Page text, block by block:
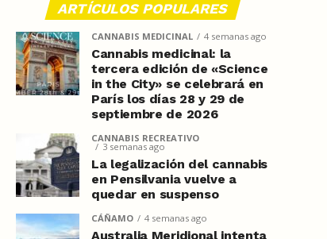
ARTÍCULOS POPULARES
CANNABIS MEDICINAL 4 semanas ago
Cannabis medicinal: la
tercera edición de «Science
in the City» se celebrará en
París los días 28 y 29 de
septiembre de 2026
CANNABIS RECREATIVO
3 semanas ago
La legalización del cannabis
en Pensilvania vuelve a
quedar en suspenso
CÁÑAMO 4 semanas ago
Australia Meridional intenta